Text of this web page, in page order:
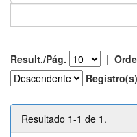
Result./Pág. |
Registro(s)
Resultado 1-1 de 1.